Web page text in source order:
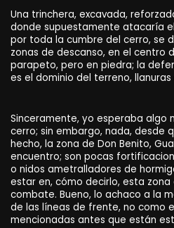
Una trinchera, excavada,
donde supuestamente atacaría
por toda la cumbre del cerro, se
zonas de descanso, en el centro
parapeto, pero en piedra; la
es el dominio del terreno,
Sinceramente, yo esperaba algo
cerro; sin embargo, nada, desde
hecho, la zona de Don Benito,
encuentro; son pocas
o nidos ametralladores de
estar en, cómo decirlo, esta
combate. Bueno, lo achaco a la
de las líneas de frente, no como
mencionadas antes que están